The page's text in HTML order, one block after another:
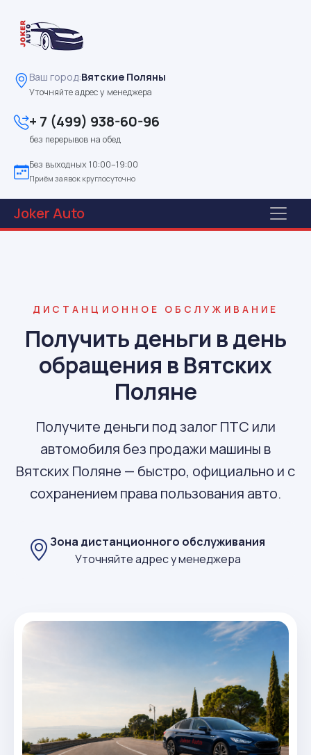
Ваш город:Вятские Поляны
Уточняйте адрес у менеджера
+ 7 (499) 938-60-96
без перерывов на обед
Без выходных 10:00–19:00
Приём заявок круглосуточно
JokerAuto
ДИСТАНЦИОННОЕ ОБСЛУЖИВАНИЕ
Получить деньги в день
обращения в Вятских
Поляне
Получите деньги под залог ПТС или
автомобиля без продажи машины в
Вятских Поляне — быстро, официально и с
сохранением права пользования авто.
Зона дистанционного обслуживания
Уточняйте адрес у менеджера